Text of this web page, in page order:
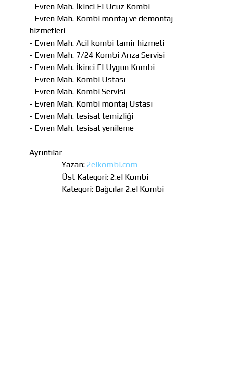
- Evren Mah. İkinci El Ucuz Kombi
- Evren Mah. Kombi montaj ve demontaj
hizmetleri
- Evren Mah. Acil kombi tamir hizmeti
- Evren Mah. 7/24 Kombi Arıza Servisi
- Evren Mah. İkinci El Uygun Kombi
- Evren Mah. Kombi Ustası
- Evren Mah. Kombi Servisi
- Evren Mah. Kombi montaj Ustası
- Evren Mah. tesisat temizliği
- Evren Mah. tesisat yenileme
Ayrıntılar
Yazan: 2elkombi.com
Üst Kategori: 2.el Kombi
Kategori: Bağcılar 2.el Kombi